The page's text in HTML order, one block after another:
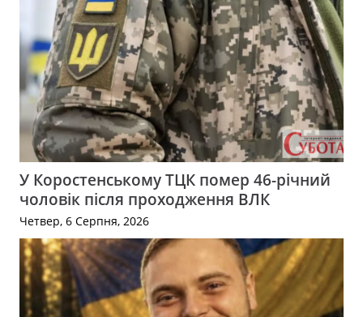
У Коростенському ТЦК помер 46-річний
чоловік після проходження ВЛК
Четвер, 6 Серпня, 2026